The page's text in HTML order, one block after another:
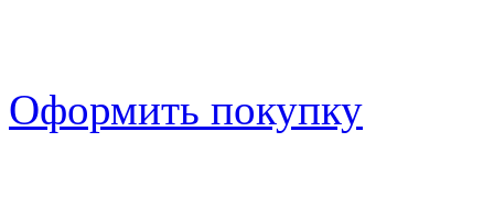
Оформить покупку